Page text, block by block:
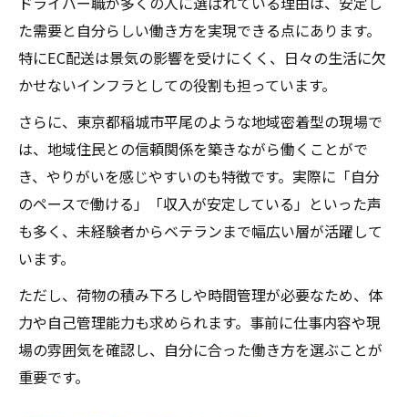
た需要と自分らしい働き方を実現できる点にあります。
特にEC配送は景気の影響を受けにくく、日々の生活に欠
かせないインフラとしての役割も担っています。
さらに、東京都稲城市平尾のような地域密着型の現場で
は、地域住民との信頼関係を築きながら働くことがで
き、やりがいを感じやすいのも特徴です。実際に「自分
のペースで働ける」「収入が安定している」といった声
も多く、未経験者からベテランまで幅広い層が活躍して
います。
ただし、荷物の積み下ろしや時間管理が必要なため、体
力や自己管理能力も求められます。事前に仕事内容や現
場の雰囲気を確認し、自分に合った働き方を選ぶことが
重要です。